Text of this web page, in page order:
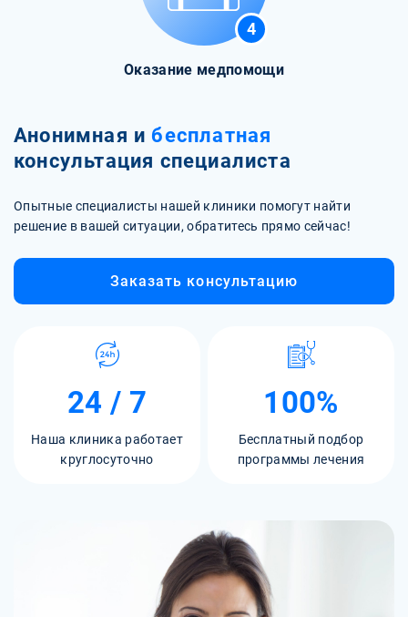
4
Оказание медпомощи
Анонимная и бесплатная
консультация специалиста
Опытные специалисты нашей клиники помогут найти
решение в вашей ситуации, обратитесь прямо сейчас!
Заказать консультацию
24 / 7
Наша клиника работает
круглосуточно
100%
Бесплатный подбор
программы лечения